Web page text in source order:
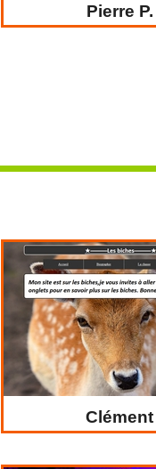
Pierre P.
Clément